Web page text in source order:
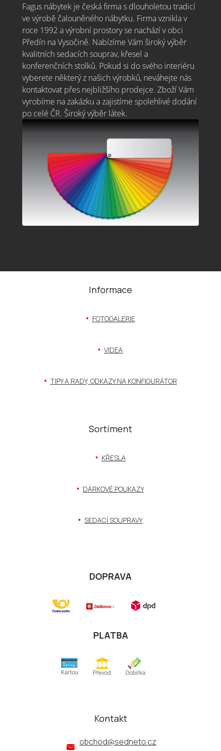
Fagus nábytek je česká firma s dlouholetou tradicí
ve výrobě čalouněného nábytku. Firma vznikla v
roce 1992 a výrobní prostory se nachází v obci
Předín na Vysočině. Nabízíme Vám široký výběr
kvalitních sedacích souprav, křesel a
konferenčních stolků. Pokud si do svého interiéru
vyberete některý z našich výrobků, neváhejte nás
kontaktovat přes nejbližšího prodejce. Zboží Vám
vyrobíme na zakázku a zajistíme spolehlivé dodání
po celé ČR. Široký výběr látek.
Z
Informace
FOTOGALERIE
VIDEA
TIPY A RADY, ODKAZY NA KONFIGURÁTOR
Sortiment
KŘESLA
DÁRKOVÉ POUKAZY
SEDACÍ SOUPRAVY
DOPRAVA
PLATBA
Kontakt
obchod@sedneto.cz